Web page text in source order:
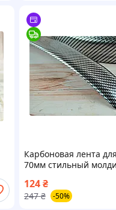
Карбоновая лента
70мм стильный
багажника
124₴
247 ₴ -50%